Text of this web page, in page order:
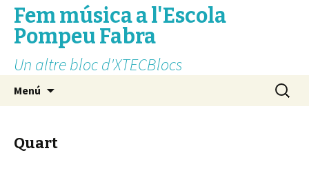
Fem música a l'Escola
Pompeu Fabra
Un altre bloc d'XTECBlocs
Menú Cerca:
Quart